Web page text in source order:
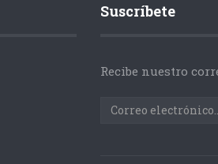
Suscríbete
Recibe nuestro